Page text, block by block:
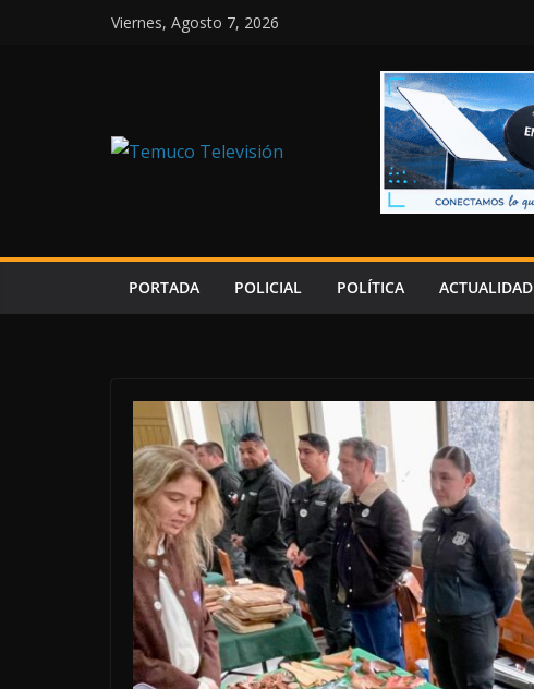
Viernes, Agosto 7, 2026
PORTADA POLICIAL POLÍTICA ACTUALIDAD